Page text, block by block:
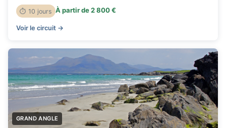
⏱ 10 jours À partir de 2 800 €
Voir le circuit →
GRAND ANGLE